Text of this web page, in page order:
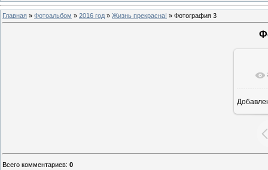
Главная » Фотоальбом » 2016 год » Жизнь прекрасна! » Фотография 3
Всего комментариев: 0